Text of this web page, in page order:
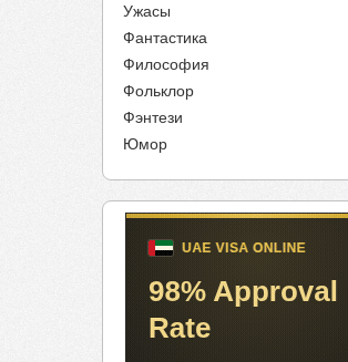
Ужасы
Фантастика
Философия
Фольклор
Фэнтези
Юмор